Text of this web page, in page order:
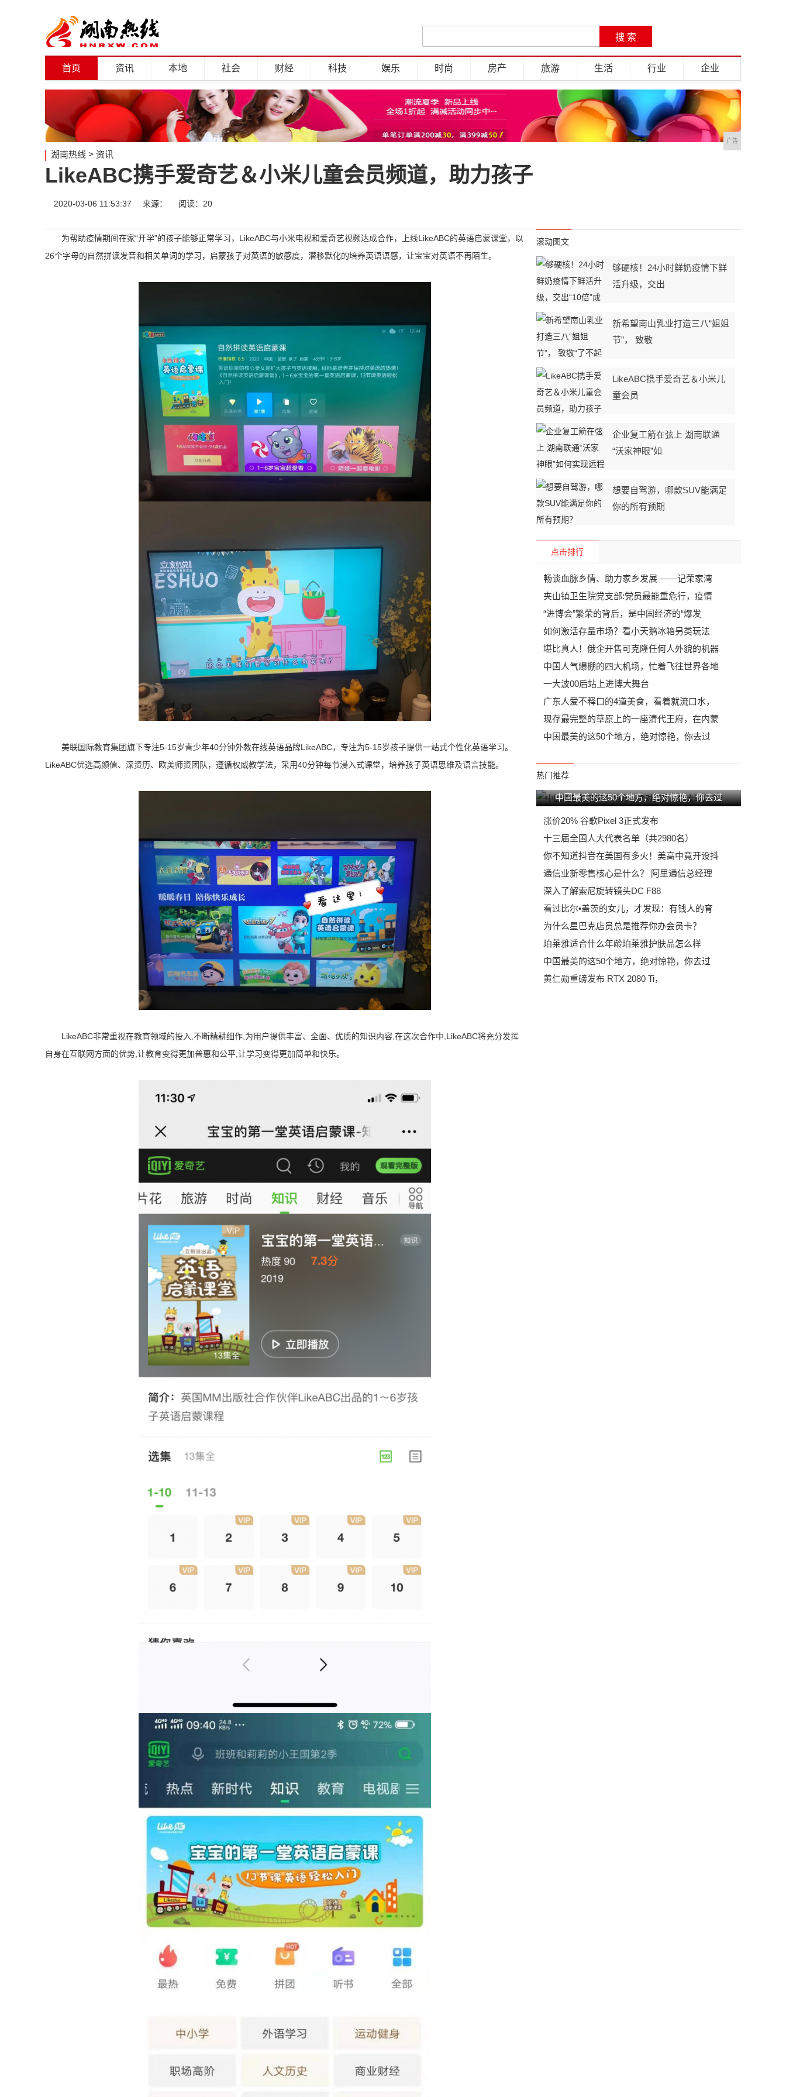
首页 资讯 本地 社会 财经 科技 娱乐 时尚 房产 旅游 生活 行业 企业
广告
湖南热线 > 资讯
​LikeABC携手爱奇艺＆小米儿童会员频道，助力孩子
2020-03-06 11:53:37 来源： 阅读：20
为帮助疫情期间在家“开学”的孩子能够正常学习，LikeABC与小米电视和爱奇艺视频达成合作，上线LikeABC的英语启蒙课堂，以
26个字母的自然拼读发音和相关单词的学习，启蒙孩子对英语的敏感度，潜移默化的培养英语语感，让宝宝对英语不再陌生。
美联国际教育集团旗下专注5-15岁青少年40分钟外教在线英语品牌LikeABC，专注为5-15岁孩子提供一站式个性化英语学习。
LikeABC优选高颜值、深资历、欧美师资团队，遵循权威教学法，采用40分钟每节浸入式课堂，培养孩子英语思维及语言技能。
LikeABC非常重视在教育领域的投入,不断精耕细作,为用户提供丰富、全面、优质的知识内容,在这次合作中,LikeABC将充分发挥
自身在互联网方面的优势,让教育变得更加普惠和公平,让学习变得更加简单和快乐。
滚动图文
够硬核！24小时鲜奶疫情下鲜
活升级，交出
新希望南山乳业打造三八“姐姐
节”， 致敬
​LikeABC携手爱奇艺＆小米儿
童会员
企业复工箭在弦上 湖南联通
“沃家神眼”如
想要自驾游，哪款SUV能满足
你的所有预期
点击排行
畅谈血脉乡情、助力家乡发展 ——记荣家湾
夹山镇卫生院党支部:党员最能重危行，疫情
“进博会”繁荣的背后，是中国经济的“爆发
如何激活存量市场？看小天鹅冰箱另类玩法
堪比真人！俄企开售可克隆任何人外貌的机器
中国人气爆棚的四大机场，忙着飞往世界各地
一大波00后站上进博大舞台
广东人爱不释口的4道美食，看着就流口水，
现存最完整的草原上的一座清代王府，在内蒙
中国最美的这50个地方，绝对惊艳，你去过
热门推荐
中国最美的这50个地方，绝对惊艳，你去过
涨价20% 谷歌Pixel 3正式发布
十三届全国人大代表名单（共2980名）
你不知道抖音在美国有多火！美高中竟开设抖
通信业新零售核心是什么？ 阿里通信总经理
深入了解索尼旋转镜头DC F88
看过比尔•盖茨的女儿，才发现：有钱人的育
为什么星巴克店员总是推荐你办会员卡？
珀莱雅适合什么年龄珀莱雅护肤品怎么样
中国最美的这50个地方，绝对惊艳，你去过
黄仁勋重磅发布 RTX 2080 Ti，